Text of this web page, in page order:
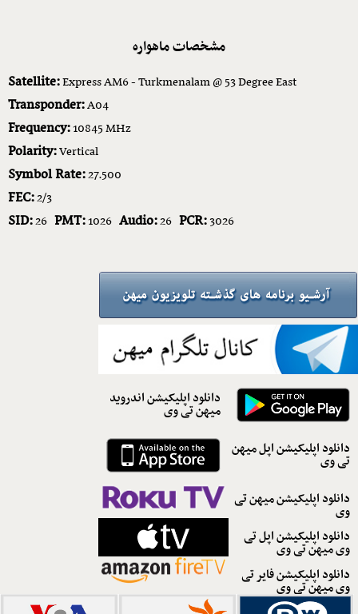
مشخصات ماهواره
Satellite:Express AM6 - Turkmenalam @ 53 Degree East
Transponder:A04
Frequency:10845 MHz
Polarity:Vertical
Symbol Rate:27.500
FEC:2/3
SID:26 PMT:1026 Audio:26 PCR:3026
دانلود اپلیکیشن اندروید
میهن تی وی
دانلود اپلیکیشن اپل میهن
تی وی
دانلود اپلیکیشن میهن تی
وی
دانلود اپلیکیشن اپل تی
وی میهن تی وی
دانلود اپلیکیشن فایر تی
وی میهن تی وی